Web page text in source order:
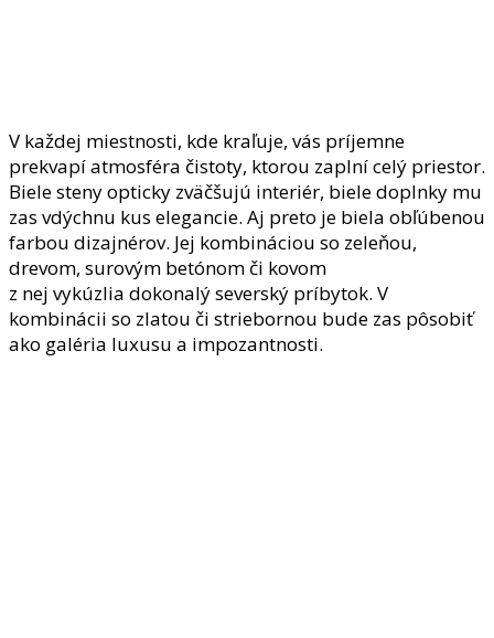
V každej miestnosti, kde kraľuje, vás príjemne
prekvapí atmosféra čistoty, ktorou zaplní celý priestor.
Biele steny opticky zväčšujú interiér, biele doplnky mu
zas vdýchnu kus elegancie. Aj preto je biela obľúbenou
farbou dizajnérov. Jej kombináciou so zeleňou,
drevom, surovým betónom či kovom
z nej vykúzlia dokonalý severský príbytok. V
kombinácii so zlatou či striebornou bude zas pôsobiť
ako galéria luxusu a impozantnosti.